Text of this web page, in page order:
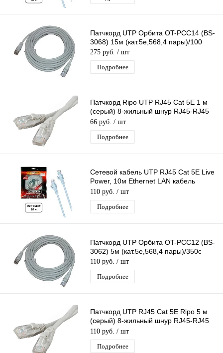
Патчкорд UTP Орбита OT-PCC14 (BS-
3068) 15м (кат.5e,568,4 пары)/100
275 руб. / шт
Подробнее
Патчкорд Ripo UTP RJ45 Cat 5E 1 м
(серый) 8-жильный шнур RJ45-RJ45
д/соединения сетевых устройств
66 руб. / шт
Подробнее
Сетевой кабель UTP RJ45 Cat 5E Live
Power, 10м Ethernet LAN кабель
патчкорд 8-жильный шнур RJ45-RJ45
110 руб. / шт
Подробнее
Патчкорд UTP Орбита OT-PCC12 (BS-
3062) 5м (кат.5e,568,4 пары)/350с
110 руб. / шт
Подробнее
Патчкорд UTP RJ45 Cat 5E Ripo 5 м
(серый) 8-жильный шнур RJ45-RJ45
для соединения сетевых устройств
110 руб. / шт
Подробнее